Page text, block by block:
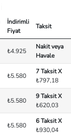
İndirimli
Fiyat
Taksit
₺4.925
Nakit veya
Havale
₺5.580
7 Taksit X
₺797,18
₺5.580
9 Taksit X
₺620,03
₺5.580
6 Taksit X
₺930,04